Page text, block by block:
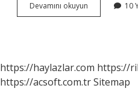
Devamını okuyun
Bal
10
https://haylazlar.com https://
https://acsoft.com.trSitemap